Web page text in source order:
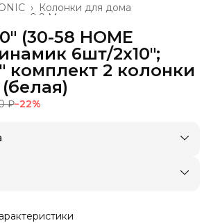
Колонки для дома
›
0.9 Музыкальные колонки
(30-58 HOME
6шт/2х10";
комплект 2 колонки
(белая)
₽−22%
в Сплит